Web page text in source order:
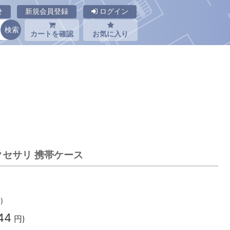
新規会員登録 ログイン
カートを確認 お気に入り
サリ 携帯ケース
円)